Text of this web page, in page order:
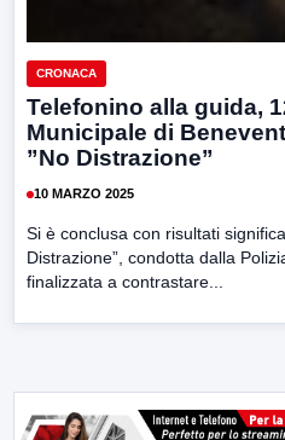
CRONACA
Telefonino alla guida,
Municipale di
”No Distrazione”
10 MARZO 2025
Si è conclusa con risultati
Distrazione”, condotta dalla
finalizzata a contrastare...